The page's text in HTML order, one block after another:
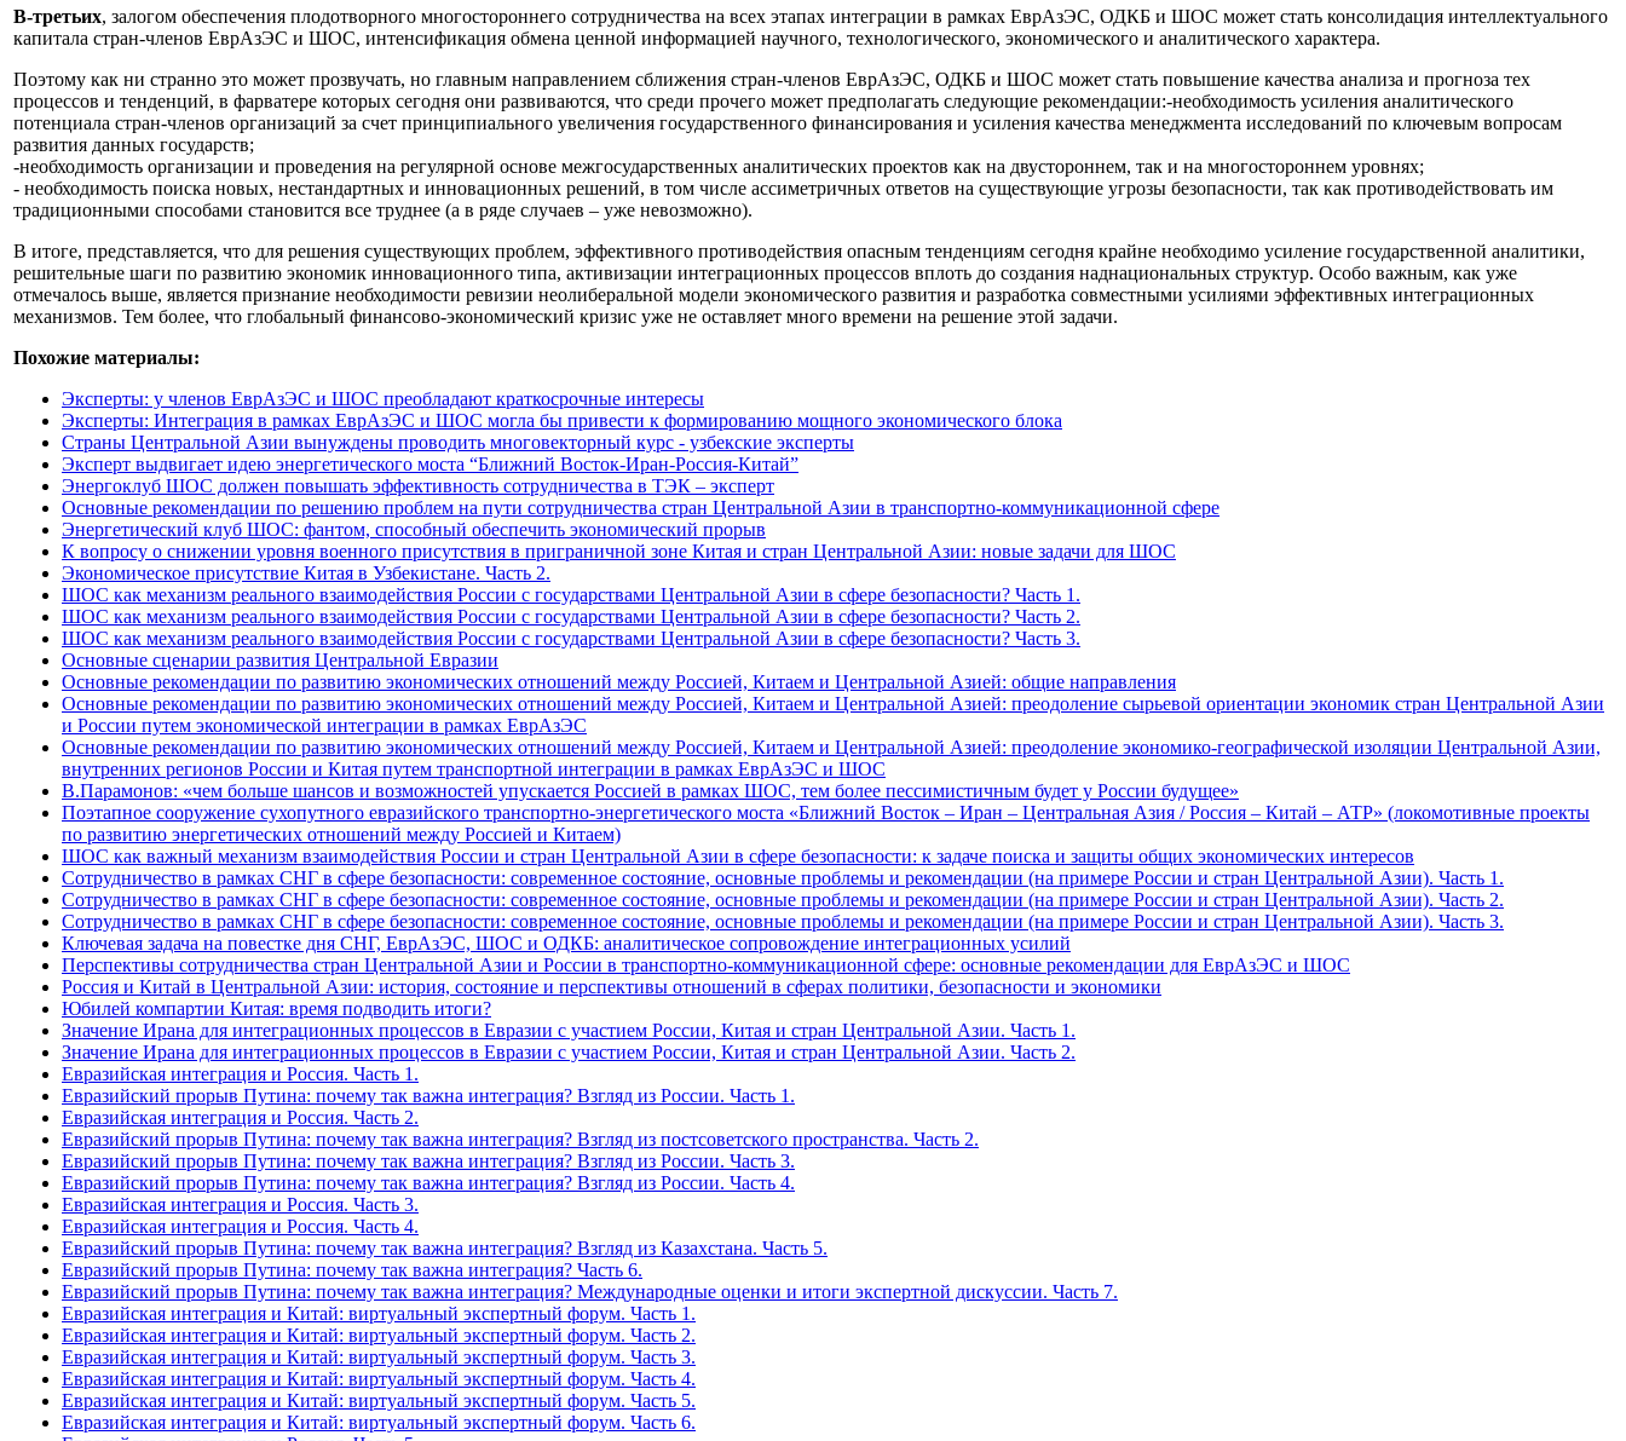
В-третьих, залогом обеспечения плодотворного многостороннего сотрудничества на всех этапах интеграции в рамках ЕврАзЭС, ОДКБ и ШОС может стать консолидация интеллектуального
капитала стран-членов ЕврАзЭС и ШОС, интенсификация обмена ценной информацией научного, технологического, экономического и аналитического характера.
Поэтому как ни странно это может прозвучать, но главным направлением сближения стран-членов ЕврАзЭС, ОДКБ и ШОС может стать повышение качества анализа и прогноза тех
процессов и тенденций, в фарватере которых сегодня они развиваются, что среди прочего может предполагать следующие рекомендации:-необходимость усиления аналитического
потенциала стран-членов организаций за счет принципиального увеличения государственного финансирования и усиления качества менеджмента исследований по ключевым вопросам
развития данных государств;
-необходимость организации и проведения на регулярной основе межгосударственных аналитических проектов как на двустороннем, так и на многостороннем уровнях;
- необходимость поиска новых, нестандартных и инновационных решений, в том числе ассиметричных ответов на существующие угрозы безопасности, так как противодействовать им
традиционными способами становится все труднее (а в ряде случаев – уже невозможно).
В итоге, представляется, что для решения существующих проблем, эффективного противодействия опасным тенденциям сегодня крайне необходимо усиление государственной аналитики,
решительные шаги по развитию экономик инновационного типа, активизации интеграционных процессов вплоть до создания наднациональных структур. Особо важным, как уже
отмечалось выше, является признание необходимости ревизии неолиберальной модели экономического развития и разработка совместными усилиями эффективных интеграционных
механизмов. Тем более, что глобальный финансово-экономический кризис уже не оставляет много времени на решение этой задачи.
Похожие материалы:
Эксперты: у членов ЕврАзЭС и ШОС преобладают краткосрочные интересы
Эксперты: Интеграция в рамках ЕврАзЭС и ШОС могла бы привести к формированию мощного экономического блока
Страны Центральной Азии вынуждены проводить многовекторный курс - узбекские эксперты
Эксперт выдвигает идею энергетического моста “Ближний Восток-Иран-Россия-Китай”
Энергоклуб ШОС должен повышать эффективность сотрудничества в ТЭК – эксперт
Основные рекомендации по решению проблем на пути сотрудничества стран Центральной Азии в транспортно-коммуникационной сфере
Энергетический клуб ШОС: фантом, способный обеспечить экономический прорыв
К вопросу о снижении уровня военного присутствия в приграничной зоне Китая и стран Центральной Азии: новые задачи для ШОС
Экономическое присутствие Китая в Узбекистане. Часть 2.
ШОС как механизм реального взаимодействия России с государствами Центральной Азии в сфере безопасности? Часть 1.
ШОС как механизм реального взаимодействия России с государствами Центральной Азии в сфере безопасности? Часть 2.
ШОС как механизм реального взаимодействия России с государствами Центральной Азии в сфере безопасности? Часть 3.
Основные сценарии развития Центральной Евразии
Основные рекомендации по развитию экономических отношений между Россией, Китаем и Центральной Азией: общие направления
Основные рекомендации по развитию экономических отношений между Россией, Китаем и Центральной Азией: преодоление сырьевой ориентации экономик стран Центральной Азии
и России путем экономической интеграции в рамках ЕврАзЭС
Основные рекомендации по развитию экономических отношений между Россией, Китаем и Центральной Азией: преодоление экономико-географической изоляции Центральной Азии,
внутренних регионов России и Китая путем транспортной интеграции в рамках ЕврАзЭС и ШОС
В.Парамонов: «чем больше шансов и возможностей упускается Россией в рамках ШОС, тем более пессимистичным будет у России будущее»
Поэтапное сооружение сухопутного евразийского транспортно-энергетического моста «Ближний Восток – Иран – Центральная Азия / Россия – Китай – АТР» (локомотивные проекты
по развитию энергетических отношений между Россией и Китаем)
ШОС как важный механизм взаимодействия России и стран Центральной Азии в сфере безопасности: к задаче поиска и защиты общих экономических интересов
Сотрудничество в рамках СНГ в сфере безопасности: современное состояние, основные проблемы и рекомендации (на примере России и стран Центральной Азии). Часть 1.
Сотрудничество в рамках СНГ в сфере безопасности: современное состояние, основные проблемы и рекомендации (на примере России и стран Центральной Азии). Часть 2.
Сотрудничество в рамках СНГ в сфере безопасности: современное состояние, основные проблемы и рекомендации (на примере России и стран Центральной Азии). Часть 3.
Ключевая задача на повестке дня СНГ, ЕврАзЭС, ШОС и ОДКБ: аналитическое сопровождение интеграционных усилий
Перспективы сотрудничества стран Центральной Азии и России в транспортно-коммуникационной сфере: основные рекомендации для ЕврАзЭС и ШОС
Россия и Китай в Центральной Азии: история, состояние и перспективы отношений в сферах политики, безопасности и экономики
Юбилей компартии Китая: время подводить итоги?
Значение Ирана для интеграционных процессов в Евразии с участием России, Китая и стран Центральной Азии. Часть 1.
Значение Ирана для интеграционных процессов в Евразии с участием России, Китая и стран Центральной Азии. Часть 2.
Евразийская интеграция и Россия. Часть 1.
Евразийский прорыв Путина: почему так важна интеграция? Взгляд из России. Часть 1.
Евразийская интеграция и Россия. Часть 2.
Евразийский прорыв Путина: почему так важна интеграция? Взгляд из постсоветского пространства. Часть 2.
Евразийский прорыв Путина: почему так важна интеграция? Взгляд из России. Часть 3.
Евразийский прорыв Путина: почему так важна интеграция? Взгляд из России. Часть 4.
Евразийская интеграция и Россия. Часть 3.
Евразийская интеграция и Россия. Часть 4.
Евразийский прорыв Путина: почему так важна интеграция? Взгляд из Казахстана. Часть 5.
Евразийский прорыв Путина: почему так важна интеграция? Часть 6.
Евразийский прорыв Путина: почему так важна интеграция? Международные оценки и итоги экспертной дискуссии. Часть 7.
Евразийская интеграция и Китай: виртуальный экспертный форум. Часть 1.
Евразийская интеграция и Китай: виртуальный экспертный форум. Часть 2.
Евразийская интеграция и Китай: виртуальный экспертный форум. Часть 3.
Евразийская интеграция и Китай: виртуальный экспертный форум. Часть 4.
Евразийская интеграция и Китай: виртуальный экспертный форум. Часть 5.
Евразийская интеграция и Китай: виртуальный экспертный форум. Часть 6.